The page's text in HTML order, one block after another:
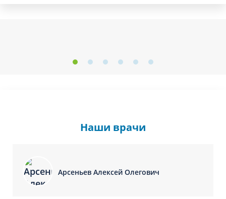
Наши врачи
Арсеньев Алексей Олегович